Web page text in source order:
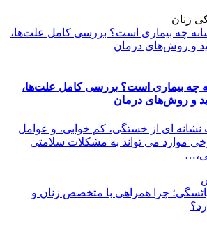
زنان
چه بیماری است؟ بررسی کامل علت‌ها،
و روش‌های درمان
ای از خستگی، کم خوابی، و عوامل
موارد می تواند به مشکلات سلامتی